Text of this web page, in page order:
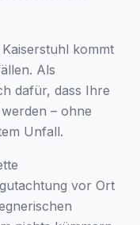
kommt
Als
dafür, dass Ihre
– ohne
Unfall.
vor Ort